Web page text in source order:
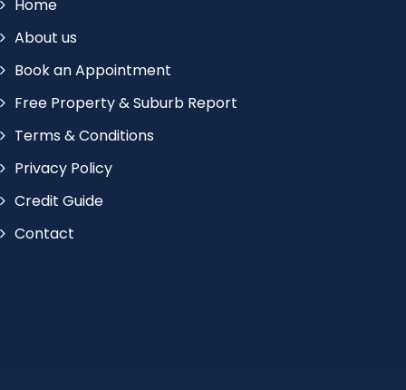
Home
About us
Book an Appointment
Free Property & Suburb Report
Terms & Conditions
Privacy Policy
Credit Guide
Contact